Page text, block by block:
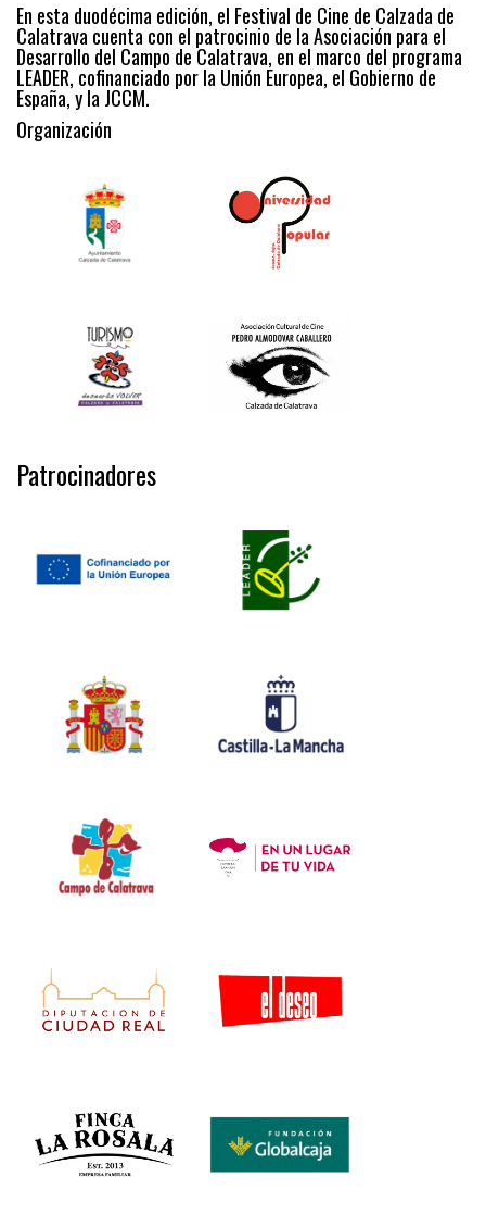
En esta duodécima edición, el Festival de Cine de Calzada de
Calatrava cuenta con el patrocinio de la Asociación para el
Desarrollo del Campo de Calatrava, en el marco del programa
LEADER, cofinanciado por la Unión Europea, el Gobierno de
España, y la JCCM.
Organización
Patrocinadores